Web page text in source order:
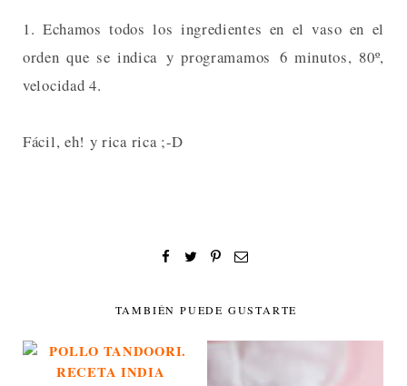
1. Echamos todos los ingredientes en el vaso en el
orden que se indica y programamos 6 minutos, 80º,
velocidad 4.
Fácil, eh! y rica rica ;-D
TAMBIÉN PUEDE GUSTARTE